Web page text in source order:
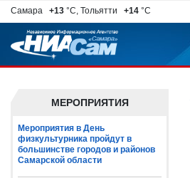
Самара +13 °C, Тольятти +14 °C
МЕРОПРИЯТИЯ
Мероприятия в День
физкультурника пройдут в
большинстве городов и районов
Самарской области